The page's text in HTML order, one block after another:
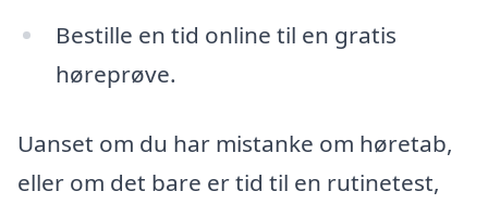
Bestille en tid online til en gratis
høreprøve.
Uanset om du har mistanke om høretab,
eller om det bare er tid til en rutinetest,